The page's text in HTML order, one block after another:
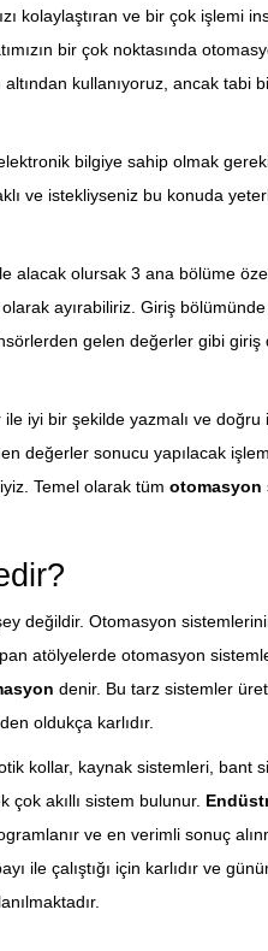
kolaylaştıran ve bir çok işlemi
bir çok noktasında
kullanıyoruz, ancak tabi
bilgiye sahip olmak
ve istekliyseniz bu konuda
alacak olursak 3 ana bölüme
ayırabiliriz. Giriş bölümünde
gelen değerler gibi giriş
iyi bir şekilde yazmalı ve doğru
değerler sonucu yapılacak
Temel olarak tüm otomasyon
değildir. Otomasyon
atölyelerde otomasyon
denir. Bu tarz sistemler
oldukça karlıdır.
kollar, kaynak sistemleri, bant
çok akıllı sistem bulunur.
ve en verimli sonuç
ile çalıştığı için karlıdır ve